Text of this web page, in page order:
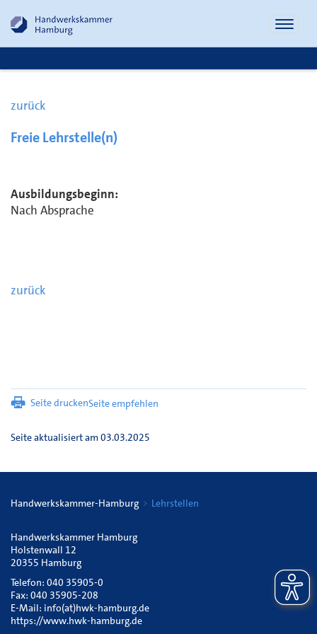
zurück
Freie Lehrstelle(n)
Ausbildungsbeginn:
Nach Absprache
zurück
Seite druckenSeite empfehlen
Seite aktualisiert am 03.03.2025
Handwerkskammer-Hamburg Lehrstellen
Handwerkskammer Hamburg
Holstenwall 12
20355 Hamburg
Telefon: 040 35905-0
Fax: 040 35905-208
E-Mail: info(at)hwk-hamburg.de
https://www.hwk-hamburg.de